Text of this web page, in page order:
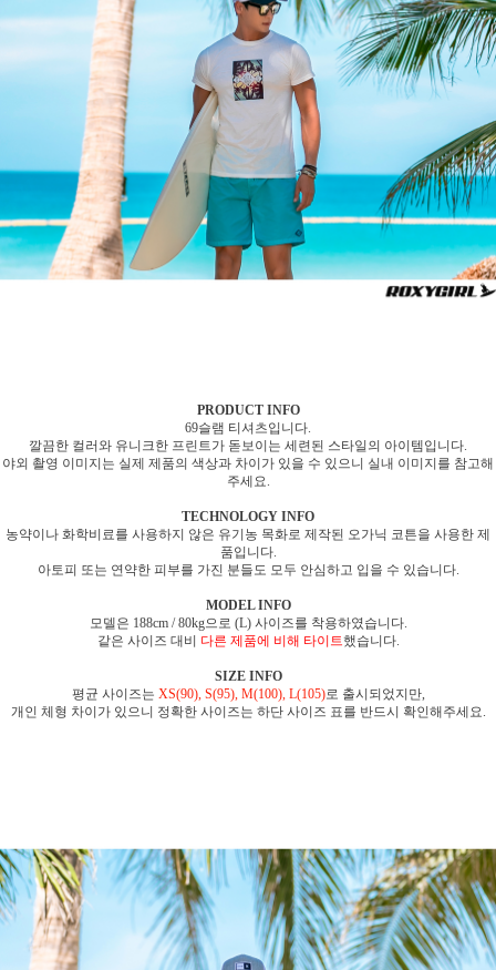
PRODUCT INFO
69슬램 티셔츠입니다.
깔끔한 컬러와 유니크한 프린트가 돋보이는 세련된 스타일의 아이템입니다.
야외 촬영 이미지는 실제 제품의 색상과 차이가 있을 수 있으니 실내 이미지를 참고해
주세요.
TECHNOLOGY INFO
농약이나 화학비료를 사용하지 않은 유기농 목화로 제작된 오가닉 코튼을 사용한 제
품입니다.
아토피 또는 연약한 피부를 가진 분들도 모두 안심하고 입을 수 있습니다.
MODEL INFO
모델은 188cm / 80kg으로 (L) 사이즈를 착용하였습니다.
같은 사이즈 대비 다른 제품에 비해 타이트했습니다.
SIZE INFO
평균 사이즈는 XS(90), S(95), M(100), L(105)로 출시되었지만,
개인 체형 차이가 있으니 정확한 사이즈는 하단 사이즈 표를 반드시 확인해주세요.